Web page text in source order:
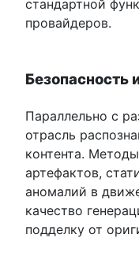
стандартной
провайдеров.
Безопасность
Параллельно с
отрасль
контента.
артефактов,
аномалий в
качество
подделку от